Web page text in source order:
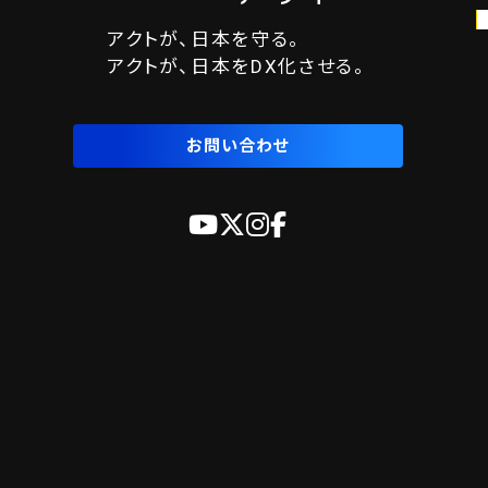
アクトが、日本を守る。
アクトが、日本をDX化させる。
お問い合わせ